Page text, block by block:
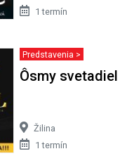
1 termín
Predstavenia >
Ôsmy svetadiel
Žilina
1 termín